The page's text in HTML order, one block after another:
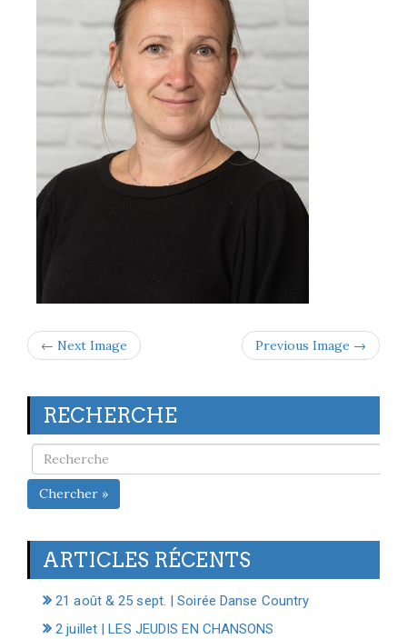
← Next Image Previous Image →
RECHERCHE
Chercher »
ARTICLES RÉCENTS
21 août & 25 sept. | Soirée Danse Country
2 juillet | LES JEUDIS EN CHANSONS